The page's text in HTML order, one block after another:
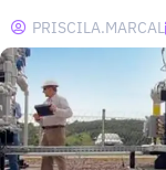
PRISCILA.MARCAL